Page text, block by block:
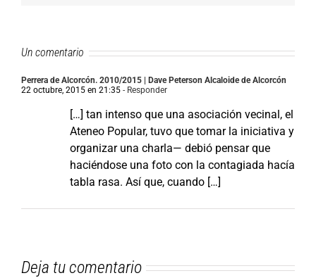
Un comentario
Perrera de Alcorcón. 2010/2015 | Dave Peterson Alcaloide de Alcorcón
22 octubre, 2015 en 21:35 - Responder
[…] tan intenso que una asociación vecinal, el
Ateneo Popular, tuvo que tomar la iniciativa y
organizar una charla— debió pensar que
haciéndose una foto con la contagiada hacía
tabla rasa. Así que, cuando […]
Deja tu comentario